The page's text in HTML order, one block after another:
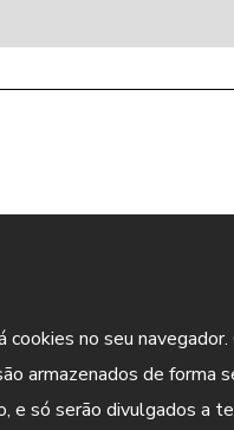
no seu navegador.
armazenados de forma
e só serão divulgados a